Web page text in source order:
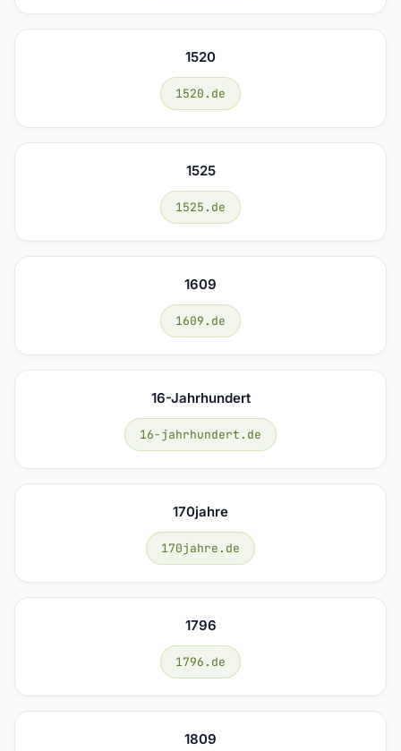
1520
1520.de
1525
1525.de
1609
1609.de
16-Jahrhundert
16-jahrhundert.de
170jahre
170jahre.de
1796
1796.de
1809